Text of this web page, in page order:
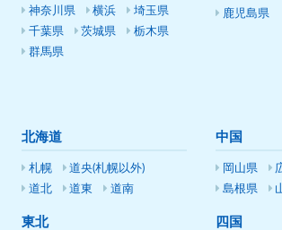
神奈川県 横浜
埼玉県
千葉県
茨城県
栃木県
群馬県
鹿児島県
北海道
札幌
道央(札幌以外)
道北
道東 道南
東北
中国
岡山県
島根県
四国